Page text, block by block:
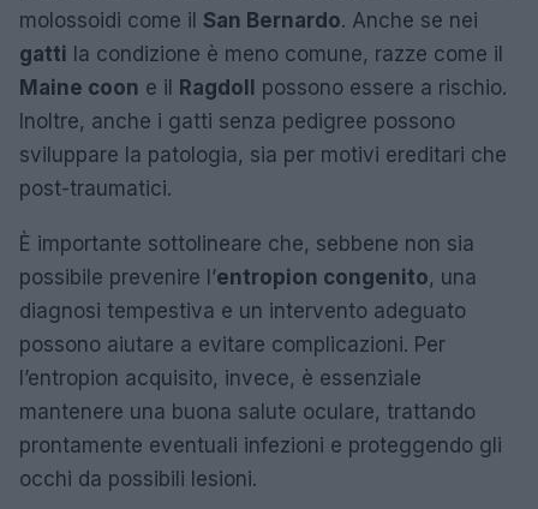
molossoidi come il San Bernardo. Anche se nei
gatti la condizione è meno comune, razze come il
Maine coon e il Ragdoll possono essere a rischio.
Inoltre, anche i gatti senza pedigree possono
sviluppare la patologia, sia per motivi ereditari che
post-traumatici.
È importante sottolineare che, sebbene non sia
possibile prevenire l’entropion congenito, una
diagnosi tempestiva e un intervento adeguato
possono aiutare a evitare complicazioni. Per
l’entropion acquisito, invece, è essenziale
mantenere una buona salute oculare, trattando
prontamente eventuali infezioni e proteggendo gli
occhi da possibili lesioni.